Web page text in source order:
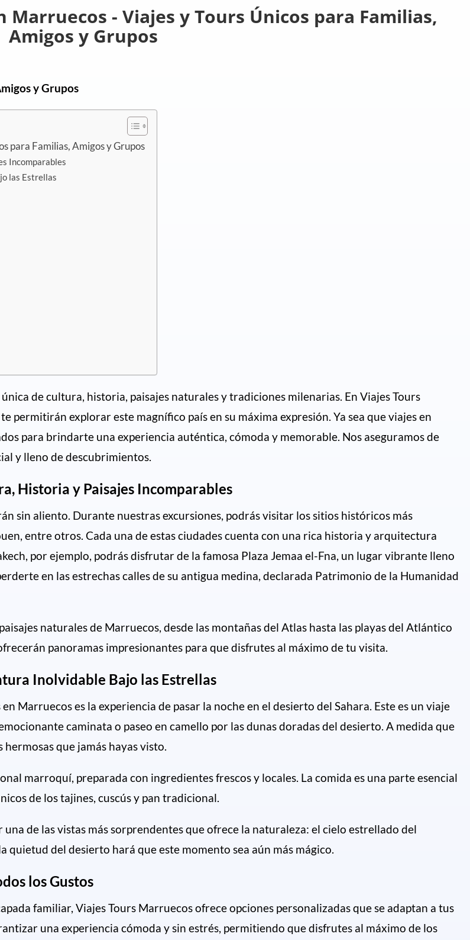
- Viajes y Tours Únicos para Familias,
Amigos y Grupos
y Grupos
para Familias, Amigos y Grupos
Incomparables
las Estrellas
de cultura, historia, paisajes naturales y tradiciones milenarias. En Viajes Tours
permitirán explorar este magnífico país en su máxima expresión. Ya sea que viajes en
para brindarte una experiencia auténtica, cómoda y memorable. Nos aseguramos de
y lleno de descubrimientos.
Historia y Paisajes Incomparables
sin aliento. Durante nuestras excursiones, podrás visitar los sitios históricos más
entre otros. Cada una de estas ciudades cuenta con una rica historia y arquitectura
por ejemplo, podrás disfrutar de la famosa Plaza Jemaa el-Fna, un lugar vibrante lleno
en las estrechas calles de su antigua medina, declarada Patrimonio de la Humanidad
naturales de Marruecos, desde las montañas del Atlas hasta las playas del Atlántico
panoramas impresionantes para que disfrutes al máximo de tu visita.
Inolvidable Bajo las Estrellas
Marruecos es la experiencia de pasar la noche en el desierto del Sahara. Este es un viaje
caminata o paseo en camello por las dunas doradas del desierto. A medida que
hermosas que jamás hayas visto.
marroquí, preparada con ingredientes frescos y locales. La comida es una parte esencial
de los tajines, cuscús y pan tradicional.
de las vistas más sorprendentes que ofrece la naturaleza: el cielo estrellado del
quietud del desierto hará que este momento sea aún más mágico.
los Gustos
familiar, Viajes Tours Marruecos ofrece opciones personalizadas que se adaptan a tus
una experiencia cómoda y sin estrés, permitiendo que disfrutes al máximo de los